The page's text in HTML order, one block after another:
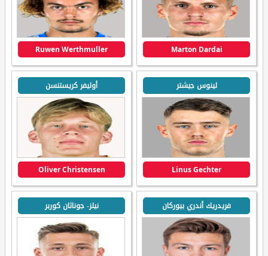
Marton Dardai
Ruwen Werthmuller
لينوس جيشتر
Linus Gechter
أوليفر كريستنسن
Oliver Christensen
فريدريك أندري بيوركان نيلز- جوناثان كوربر